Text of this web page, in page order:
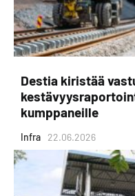
Destia kiristää
kumppaneille
Infra 22.06.2026